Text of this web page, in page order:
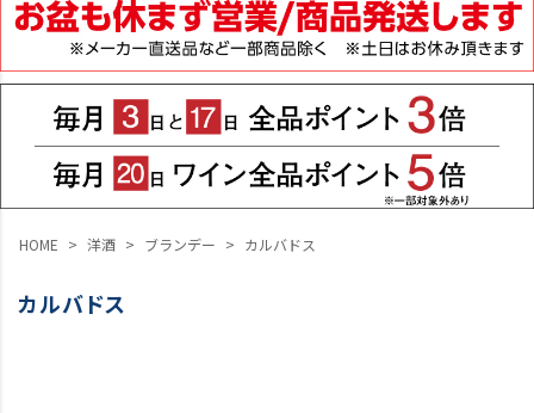
HOME 洋酒 ブランデー カルバドス
カルバドス